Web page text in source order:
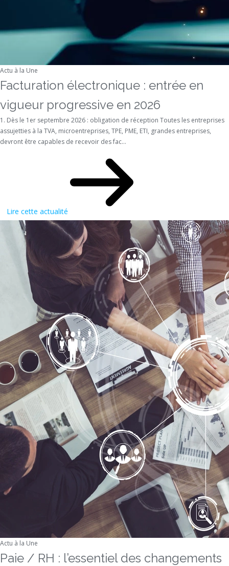
Actu à la Une
Facturation électronique : entrée en
vigueur progressive en 2026
1. Dès le 1er septembre 2026 : obligation de réception Toutes les entreprises
assujetties à la TVA, microentreprises, TPE, PME, ETI, grandes entreprises,
devront être capables de recevoir des fac...
Lire cette actualité
Actu à la Une
Paie / RH : l’essentiel des changements